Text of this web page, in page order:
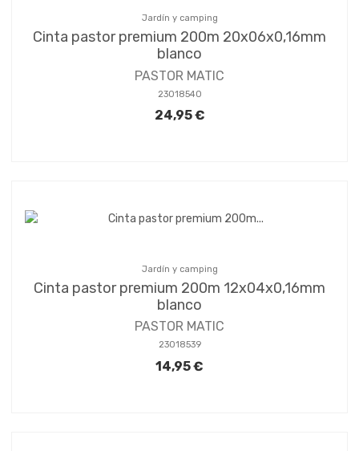
Jardín y camping
Cinta pastor premium 200m 20x06x0,16mm
blanco
PASTOR MATIC
23018540
24,95 €
Jardín y camping
Cinta pastor premium 200m 12x04x0,16mm
blanco
PASTOR MATIC
23018539
14,95 €